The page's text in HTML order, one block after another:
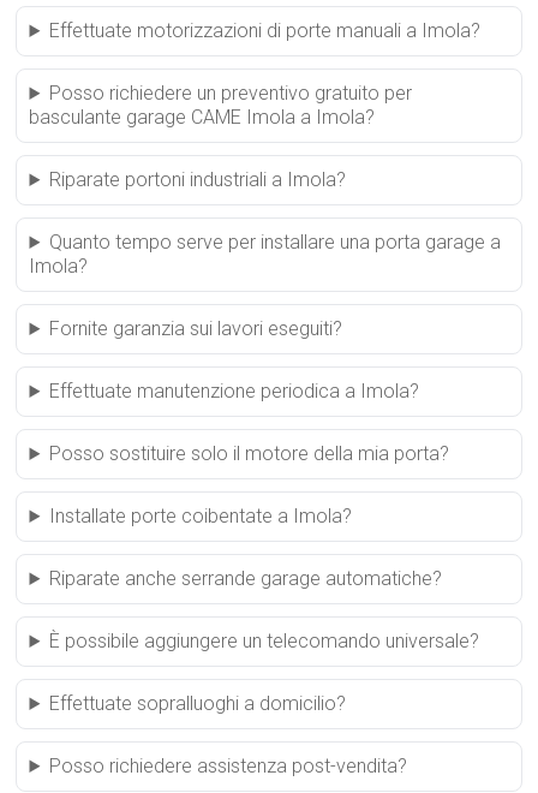
Effettuate motorizzazioni di porte manuali a Imola?
Posso richiedere un preventivo gratuito per
basculante garage CAME Imola a Imola?
Riparate portoni industriali a Imola?
Quanto tempo serve per installare una porta garage a
Imola?
Fornite garanzia sui lavori eseguiti?
Effettuate manutenzione periodica a Imola?
Posso sostituire solo il motore della mia porta?
Installate porte coibentate a Imola?
Riparate anche serrande garage automatiche?
È possibile aggiungere un telecomando universale?
Effettuate sopralluoghi a domicilio?
Posso richiedere assistenza post-vendita?